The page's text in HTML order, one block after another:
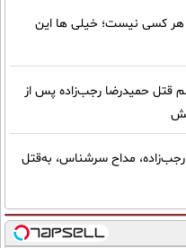
هر کسی نیست؛ خیلی ها این
قتل حمیدرضا رجب‌زاده پس از
مداح سرشناس، به‌قتل